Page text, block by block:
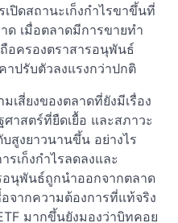
ปิดสถานะเก็งกำไรขาขึ้นที่
ด เมื่อตลาดมีการขายทำ
อครองตราสารอนุพันธ์
าปรับตัวลงแรงกว่าปกติ
เสี่ยงของตลาดที่ยังมีเรื่อง
าสตร์ที่ยืดเยื้อ และสภาวะ
สูงยาวนานขึ้น อย่างไร
เก็งกำไรลดลงและ
นุพันธ์ถูกนำออกจากตลาด
จากความต้องการที่แท้จริง
มากขึ้นยังมองว่าบิทคอย